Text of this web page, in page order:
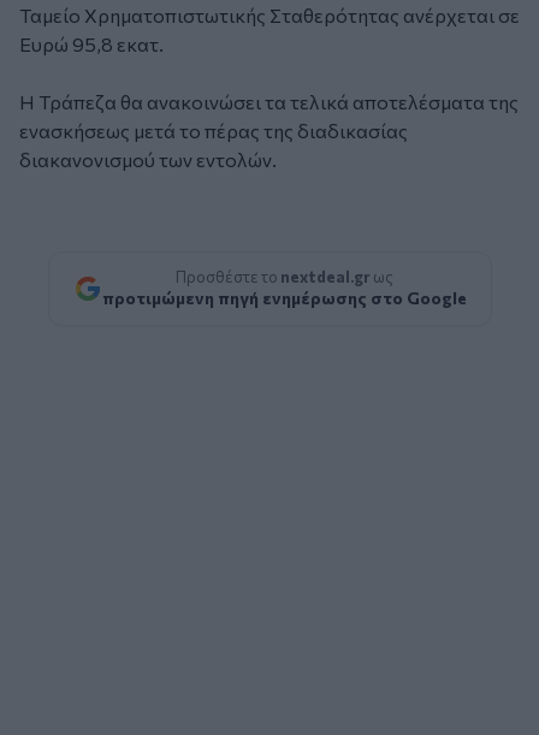
Ταμείο Χρηματοπιστωτικής Σταθερότητας ανέρχεται σε
Ευρώ 95,8 εκατ.
Η Τράπεζα θα ανακοινώσει τα τελικά αποτελέσματα της
ενασκήσεως μετά το πέρας της διαδικασίας
διακανονισμού των εντολών.
Προσθέστε το nextdeal.gr ως
προτιμώμενη πηγή ενημέρωσης στο Google